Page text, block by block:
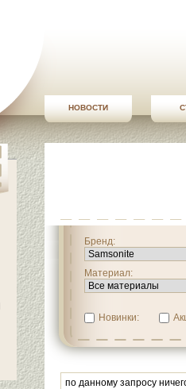
НОВОСТИ
Бренд:
Материал:
Новинки:
по данному запросу